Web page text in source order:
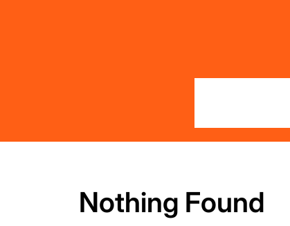
Nothing Found